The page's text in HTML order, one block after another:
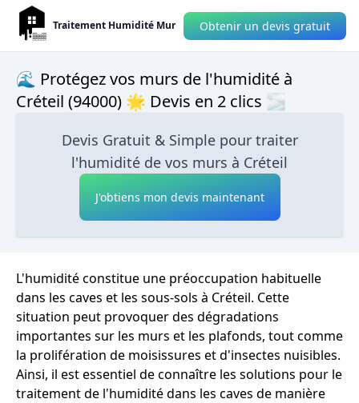
Traitement Humidité Mur Obtenir un devis gratuit
🌊 Protégez vos murs de l'humidité à
Créteil (94000) 🌟 Devis en 2 clics 🌫
Devis Gratuit & Simple pour traiter
l'humidité de vos murs à Créteil
J'obtiens mon devis maintenant
L'humidité constitue une préoccupation habituelle
dans les caves et les sous-sols à Créteil. Cette
situation peut provoquer des dégradations
importantes sur les murs et les plafonds, tout comme
la prolifération de moisissures et d'insectes nuisibles.
Ainsi, il est essentiel de connaître les solutions pour le
traitement de l'humidité dans les caves de manière